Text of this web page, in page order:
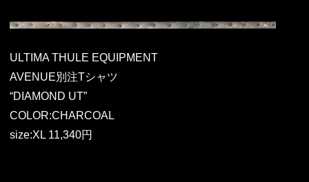
ULTIMA THULE EQUIPMENT
AVENUE別注Tシャツ
“DIAMOND UT”
COLOR:CHARCOAL
size:XL 11,340円